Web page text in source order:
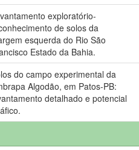
exploratório-
de solos da
esquerda do Rio São
Estado da Bahia.
do campo experimental da
Algodão, em Patos-PB:
detalhado e potencial